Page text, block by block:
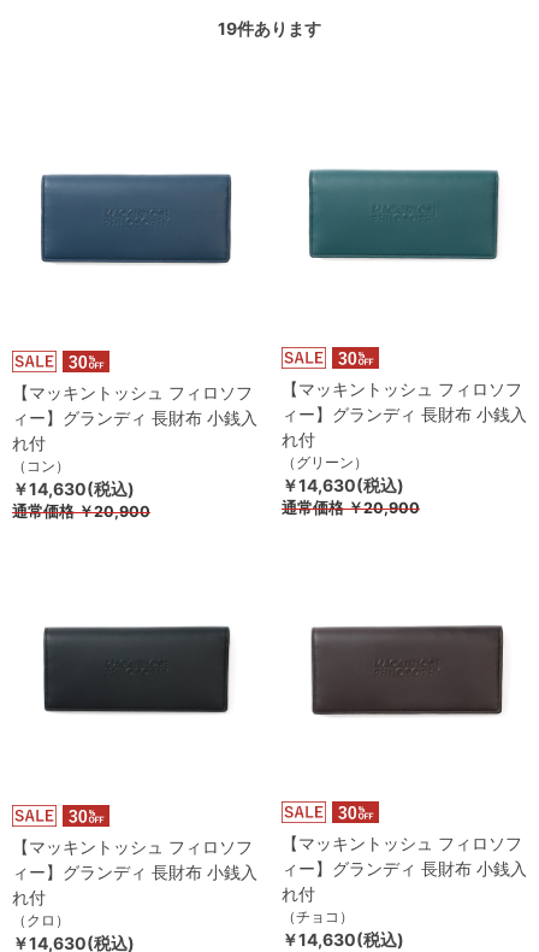
19件あります
【マッキントッシュ フィロソフ
ィー】グランディ 長財布 小銭入
れ付
（コン）
￥14,630(税込)
通常価格￥20,900
【マッキントッシュ フィロソフ
ィー】グランディ 長財布 小銭入
れ付
（グリーン）
￥14,630(税込)
通常価格￥20,900
【マッキントッシュ フィロソフ
ィー】グランディ 長財布 小銭入
れ付
（クロ）
￥14,630(税込)
【マッキントッシュ フィロソフ
ィー】グランディ 長財布 小銭入
れ付
（チョコ）
￥14,630(税込)